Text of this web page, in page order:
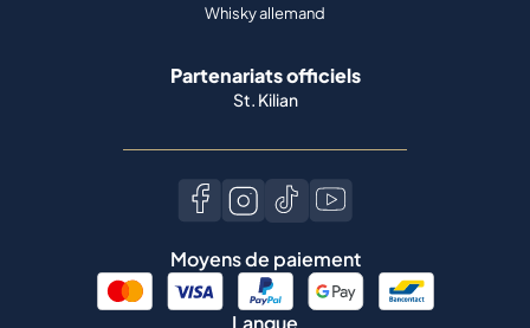
Whisky allemand
Partenariats officiels
St. Kilian
Moyens de paiement
Langue